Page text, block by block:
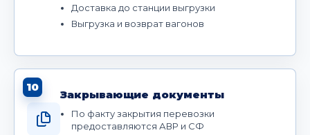
Доставка до станции выгрузки
Выгрузка и возврат вагонов
10
Закрывающие документы
По факту закрытия перевозки
предоставляются АВР и СФ